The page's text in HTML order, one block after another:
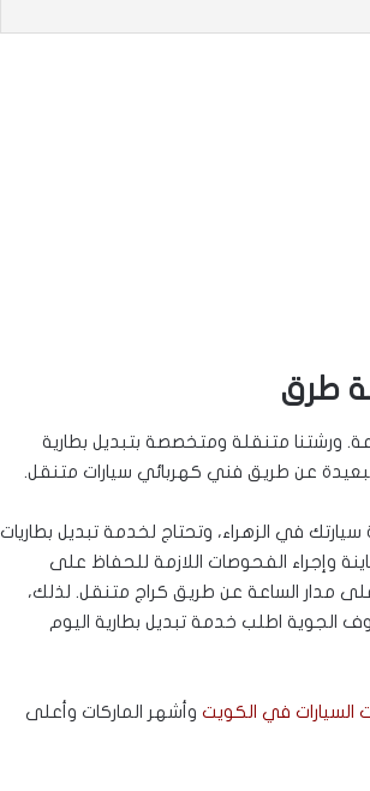
تبديل بطاريات السيارات في الزهراء، خدمة طرق 24 ساعة. ورشتنا متنقلة ومتخصصة بتبديل بطارية
عن طريق فني كهربائي سيارات متنقل.
في الزهراء، وتحتاج لخدمة تبديل بطاريات
وإجراء الفحوصات اللازمة للحفاظ على
مدار الساعة عن طريق كراج متنقل. لذلك،
الجوية اطلب خدمة تبديل بطارية اليوم
السيارات في الكويت وأشهر الماركات وأعلى